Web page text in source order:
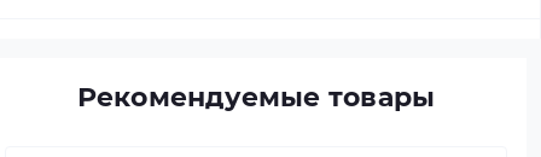
Рекомендуемые товары